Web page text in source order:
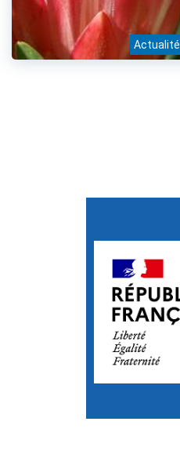
Actualité